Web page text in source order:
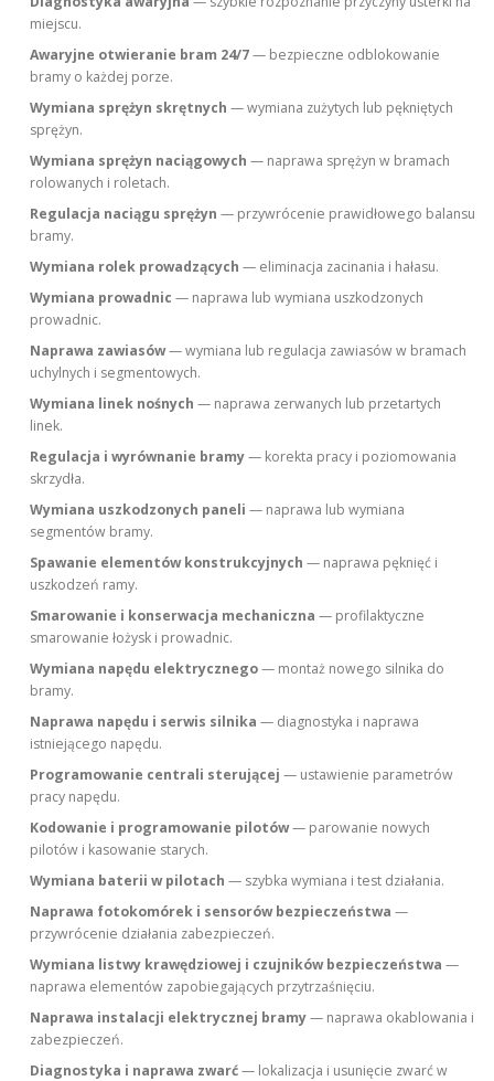
miejscu.
Awaryjne otwieranie bram 24/7— bezpieczne odblokowanie
bramy o każdej porze.
Wymiana sprężyn skrętnych — wymiana zużytych lub pękniętych
sprężyn.
Wymiana sprężyn naciągowych — naprawa sprężyn w bramach
rolowanych i roletach.
Regulacja naciągu sprężyn — przywrócenie prawidłowego balansu
bramy.
Wymiana rolek prowadzących — eliminacja zacinania i hałasu.
Wymiana prowadnic — naprawa lub wymiana uszkodzonych
prowadnic.
Naprawa zawiasów— wymiana lub regulacja zawiasów w bramach
uchylnych i segmentowych.
Wymiana linek nośnych — naprawa zerwanych lub przetartych
linek.
Regulacja i wyrównanie bramy— korekta pracy i poziomowania
skrzydła.
Wymiana uszkodzonych paneli — naprawa lub wymiana
segmentów bramy.
Spawanie elementów konstrukcyjnych — naprawa pęknięć i
uszkodzeń ramy.
Smarowanie i konserwacja mechaniczna — profilaktyczne
smarowanie łożysk i prowadnic.
Wymiana napędu elektrycznego— montaż nowego silnika do
bramy.
Naprawa napędu i serwis silnika — diagnostyka i naprawa
istniejącego napędu.
Programowanie centrali sterującej — ustawienie parametrów
pracy napędu.
Kodowanie i programowanie pilotów— parowanie nowych
pilotów i kasowanie starych.
Wymiana baterii w pilotach — szybka wymiana i test działania.
Naprawa fotokomórek i sensorów bezpieczeństwa —
przywrócenie działania zabezpieczeń.
Wymiana listwy krawędziowej i czujników bezpieczeństwa —
naprawa elementów zapobiegających przytrzaśnięciu.
Naprawa instalacji elektrycznej bramy— naprawa okablowania i
zabezpieczeń.
Diagnostyka i naprawa zwarć— lokalizacja i usunięcie zwarć w